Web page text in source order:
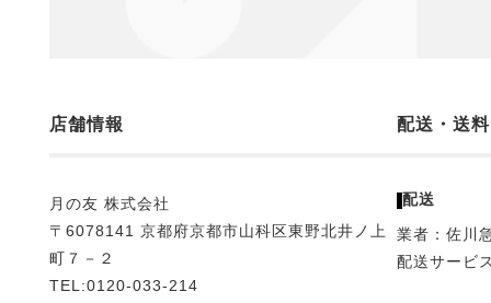
店舗情報
月の友 株式会社
〒6078141 京都府京都市山科区東野北井ノ上
町７－２
TEL:0120-033-214
配送・送
配送
業者：佐川
配送サービ